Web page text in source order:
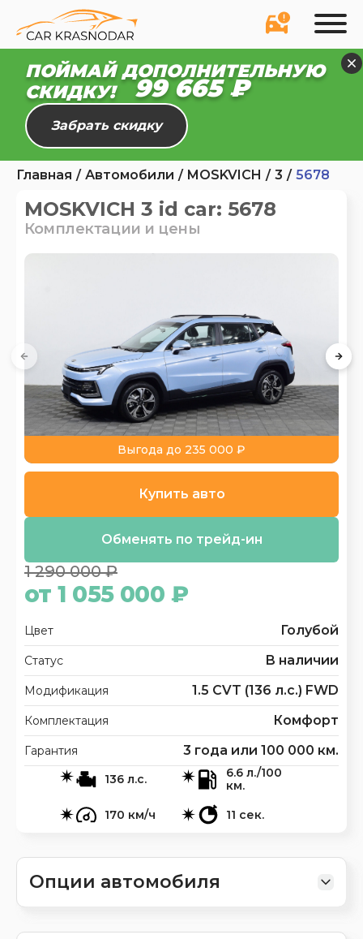
ПОЙМАЙ ДОПОЛНИТЕЛЬНУЮ
СКИДКУ!
99 609 ₽
Забрать скидку
Главная Автомобили MOSKVICH 3 5678
MOSKVICH 3 id car: 5678
Комплектации и цены
1 290 000 ₽
от 1 055 000 ₽
Выгода до 235 000 ₽
136 л.с.
6.6 л./100
км.
170 км/ч
11 сек.
Цвет Голубой
Статус В наличии
Модификация 1.5 CVT (136 л.с.) FWD
Комплектация Комфорт
Гарантия 3 года или 100 000 км.
Купить авто
Обменять по трейд-ин
Опции автомобиля